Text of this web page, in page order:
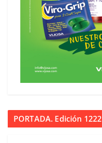
PORTADA. Edición 1222